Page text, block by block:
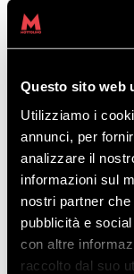
Questo sito web
Utilizziamo i
annunci, per
analizzare il
informazioni sul
nostri partner
pubblicità e
con altre
raccolto dal suo
Spędź dzień
10 tras